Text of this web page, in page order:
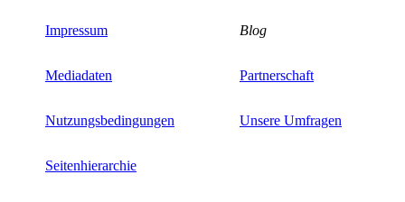
Impressum Blog
Mediadaten Partnerschaft
Nutzungsbedingungen Unsere Umfragen
Seitenhierarchie